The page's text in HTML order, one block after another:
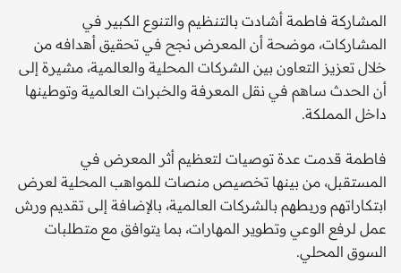
المشاركة فاطمة أشادت بالتنظيم والتنوع الكبير في
المشاركات، موضحة أن المعرض نجح في تحقيق أهدافه من
خلال تعزيز التعاون بين الشركات المحلية والعالمية، مشيرة إلى
أن الحدث ساهم في نقل المعرفة والخبرات العالمية وتوطينها
داخل المملكة.
فاطمة قدمت عدة توصيات لتعظيم أثر المعرض في
المستقبل، من بينها تخصيص منصات للمواهب المحلية لعرض
ابتكاراتهم وربطهم بالشركات العالمية، بالإضافة إلى تقديم ورش
عمل لرفع الوعي وتطوير المهارات، بما يتوافق مع متطلبات
السوق المحلي.